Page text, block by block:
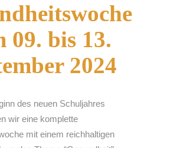
09. bis 13.
2024
des neuen Schuljahres
wir eine komplette
mit einem reichhaltigen